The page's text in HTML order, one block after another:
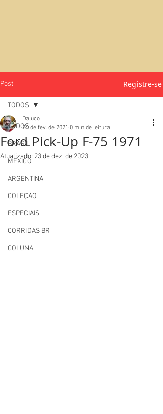
Post Registre-se
TODOS
BRASIL
MEXICO
ARGENTINA
COLEÇÃO
ESPECIAIS
CORRIDAS BR
COLUNA
TODOS
Ford Pick-Up F-75 1971
Daluco
24 de fev. de 2021 0 min de leitura
Atualizado: 23 de dez. de 2023